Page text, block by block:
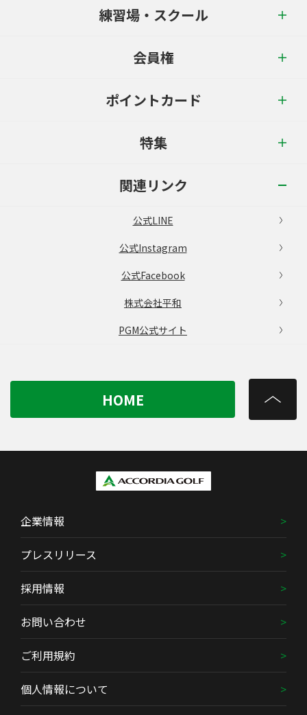
練習場・スクール
会員権
ポイントカード
特集
関連リンク
公式LINE
公式Instagram
公式Facebook
株式会社平和
PGM公式サイト
HOME
企業情報
プレスリリース
採用情報
お問い合わせ
ご利用規約
個人情報について